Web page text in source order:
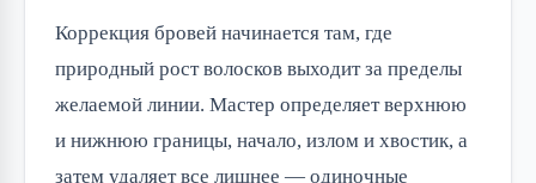
Коррекция бровей начинается там, где
природный рост волосков выходит за пределы
желаемой линии. Мастер определяет верхнюю
и нижнюю границы, начало, излом и хвостик, а
затем удаляет все лишнее — одиночные